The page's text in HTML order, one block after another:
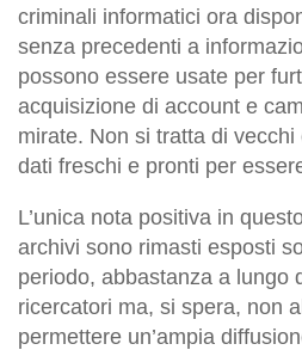
criminali informatici ora
senza precedenti a
possono essere usate per
acquisizione di account e
mirate. Non si tratta di
dati freschi e pronti per
L’unica nota positiva in
archivi sono rimasti esposti
periodo, abbastanza a lungo
ricercatori ma, si spera, non
permettere un’ampia